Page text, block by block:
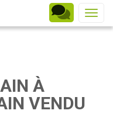
À
VENDU